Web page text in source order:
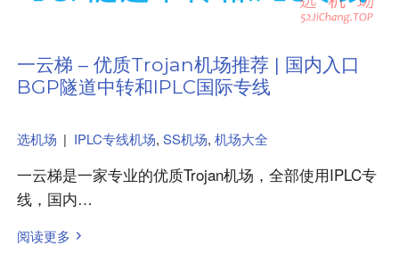
一云梯 – 优质Trojan机场推荐 | 国内入口
BGP隧道中转和IPLC国际专线
选机场 | IPLC专线机场, SS机场, 机场大全
一云梯是一家专业的优质Trojan机场，全部使用IPLC专
线，国内…
阅读更多